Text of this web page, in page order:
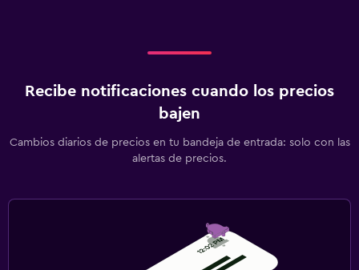
Recibe notificaciones cuando los precios
bajen
Cambios diarios de precios en tu bandeja de entrada: solo con las
alertas de precios.